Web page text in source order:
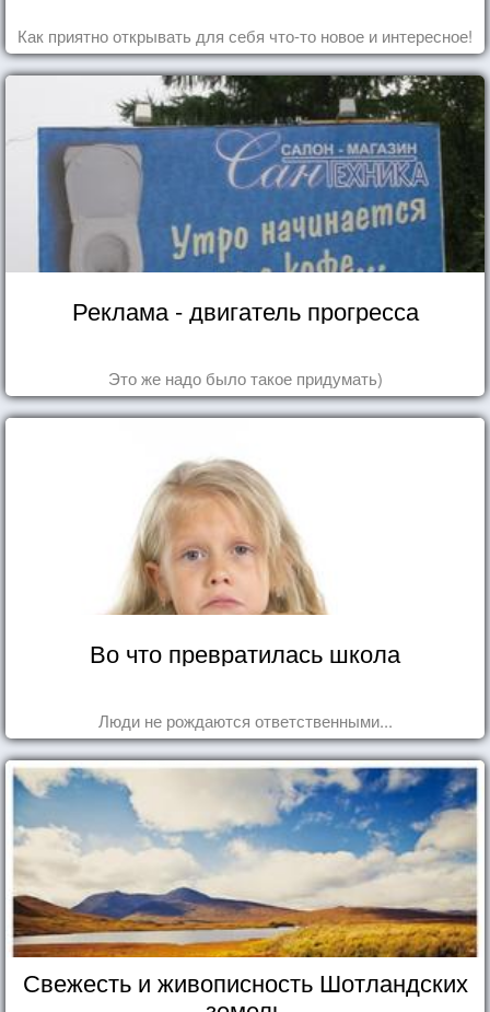
Как приятно открывать для себя что-то новое и интересное!
Реклама - двигатель прогресса
Это же надо было такое придумать)
Во что превратилась школа
Люди не рождаются ответственными...
Свежесть и живописность Шотландских